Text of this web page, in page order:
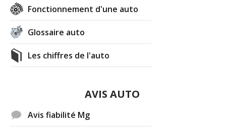
Fonctionnement d'une auto
Glossaire auto
Les chiffres de l'auto
AVIS AUTO
Avis fiabilité Mg